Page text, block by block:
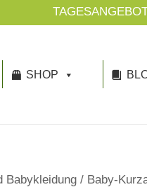
SHOP
Babykleidung / Baby-